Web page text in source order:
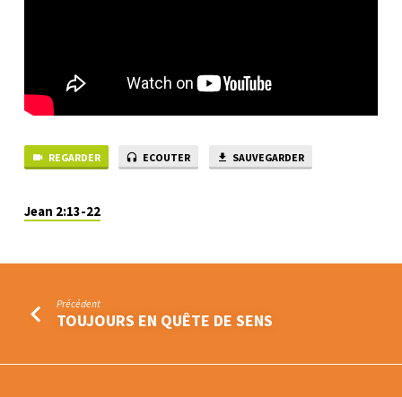
REGARDER ECOUTER SAUVEGARDER
Jean 2:13-22
Précédent
TOUJOURS EN QUÊTE DE SENS